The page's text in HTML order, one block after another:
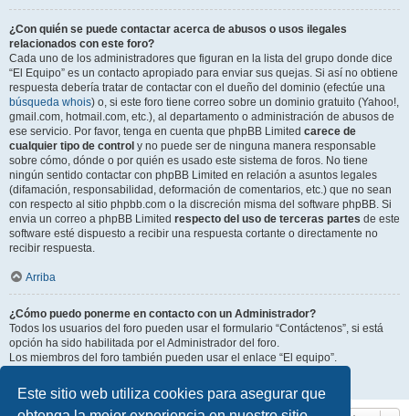
Este sitio web utiliza cookies para asegurar que
¿Con quién se puede contactar acerca de abusos o usos ilegales
relacionados con este foro?
Cada uno de los administradores que figuran en la lista del grupo donde dice
“El Equipo” es un contacto apropiado para enviar sus quejas. Si así no obtiene
respuesta debería tratar de contactar con el dueño del dominio (efectúe una
búsqueda whois) o, si este foro tiene correo sobre un dominio gratuito (Yahoo!,
gmail.com, hotmail.com, etc.), al departamento o administración de abusos de
ese servicio. Por favor, tenga en cuenta que phpBB Limited carece de
cualquier tipo de control y no puede ser de ninguna manera responsable
sobre cómo, dónde o por quién es usado este sistema de foros. No tiene
ningún sentido contactar con phpBB Limited en relación a asuntos legales
(difamación, responsabilidad, deformación de comentarios, etc.) que no sean
con respecto al sitio phpbb.com o la discreción misma del software phpBB. Si
envia un correo a phpBB Limited respecto del uso de terceras partes de este
software esté dispuesto a recibir una respuesta cortante o directamente no
recibir respuesta.
Arriba
¿Cómo puedo ponerme en contacto con un Administrador?
Todos los usuarios del foro pueden usar el formulario “Contáctenos”, si está
opción ha sido habilitada por el Administrador del foro.
Los miembros del foro también pueden usar el enlace “El equipo”.
Arriba